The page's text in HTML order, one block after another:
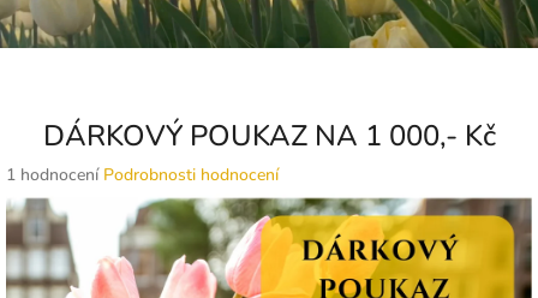
DÁRKOVÝ POUKAZ NA 1 000,- Kč
Průměrné
hodnocení
produktu
je
5,0
z
1 hodnocení Podrobnosti hodnocení